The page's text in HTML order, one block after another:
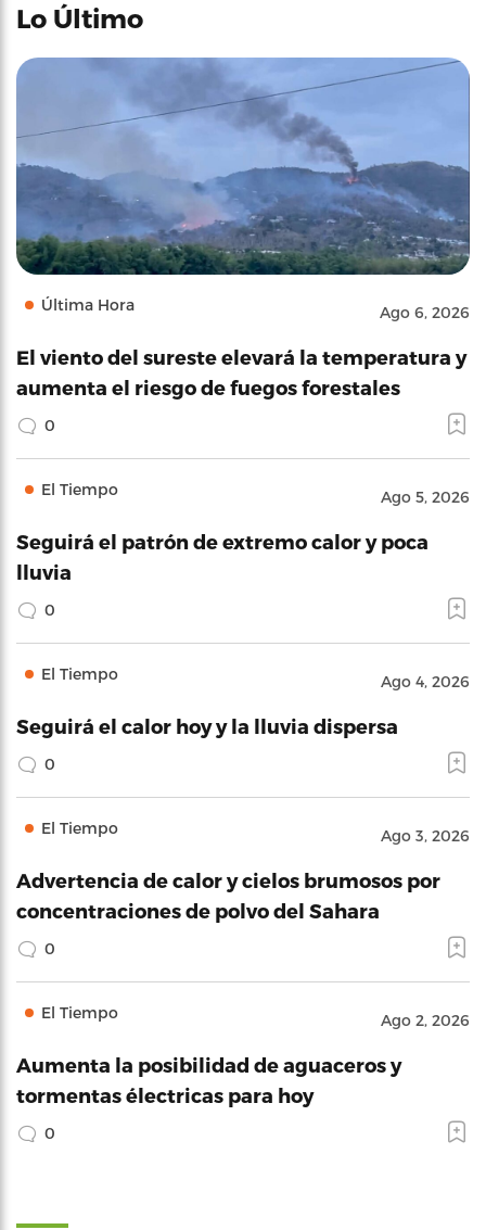
Lo Último
Última Hora Ago 6, 2026
El viento del sureste elevará la temperatura y
aumenta el riesgo de fuegos forestales
0
El Tiempo Ago 5, 2026
Seguirá el patrón de extremo calor y poca
lluvia
0
El Tiempo Ago 4, 2026
Seguirá el calor hoy y la lluvia dispersa
0
El Tiempo Ago 3, 2026
Advertencia de calor y cielos brumosos por
concentraciones de polvo del Sahara
0
El Tiempo Ago 2, 2026
Aumenta la posibilidad de aguaceros y
tormentas électricas para hoy
0